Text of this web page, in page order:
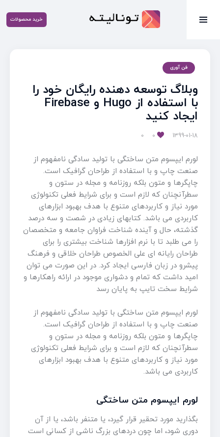
خرید محصولات
فن آوری
وبلاگ توسعه دهنده رایگان خود را
با استفاده از Hugo و Firebase
ایجاد کنید
1399-01-18
0
0
لورم ایپسوم متن ساختگی با تولید سادگی نامفهوم از
صنعت چاپ و با استفاده از طراحان گرافیک است.
چاپگرها و متون بلکه روزنامه و مجله در ستون و
سطرآنچنان که لازم است و برای شرایط فعلی تکنولوژی
مورد نیاز و کاربردهای متنوع با هدف بهبود ابزارهای
کاربردی می باشد. کتابهای زیادی در شصت و سه درصد
گذشته، حال و آینده شناخت فراوان جامعه و متخصصان
را می طلبد تا با نرم افزارها شناخت بیشتری را برای
طراحان رایانه ای علی الخصوص طراحان خلاقی و فرهنگ
پیشرو در زبان فارسی ایجاد کرد. در این صورت می توان
امید داشت که تمام و دشواری موجود در ارائه راهکارها و
شرایط سخت تایپ به پایان رسد
لورم ایپسوم متن ساختگی با تولید سادگی نامفهوم از
صنعت چاپ و با استفاده از طراحان گرافیک است.
چاپگرها و متون بلکه روزنامه و مجله در ستون و
سطرآنچنان که لازم است و برای شرایط فعلی تکنولوژی
مورد نیاز و کاربردهای متنوع با هدف بهبود ابزارهای
کاربردی می باشد.
لورم ایپسوم متن ساختگی
بگذارید مورد تحقیر قرار گیرد، یا متنفر باشد، یا از آن
دوری شود، اما چون دردهای بزرگ ناشی از کسانی است